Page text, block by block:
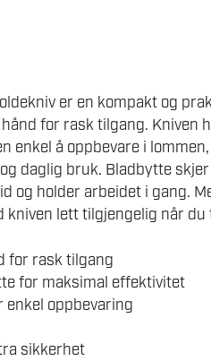
er en kompakt og
for rask tilgang. Kniven
enkel å oppbevare i
daglig bruk. Bladbytte
og holder arbeidet i gang.
kniven lett tilgjengelig når du
for rask tilgang
for maksimal effektivitet
enkel oppbevaring
sikkerhet